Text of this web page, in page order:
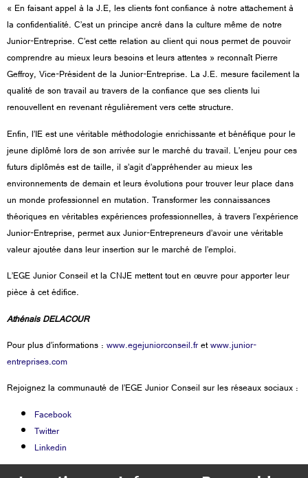
« En faisant appel à la J.E, les clients font confiance à notre attachement à
la confidentialité. C’est un principe ancré dans la culture même de notre
Junior-Entreprise. C’est cette relation au client qui nous permet de pouvoir
comprendre au mieux leurs besoins et leurs attentes » reconnaît Pierre
Geffroy, Vice-Président de la Junior-Entreprise. La J.E. mesure facilement la
qualité de son travail au travers de la confiance que ses clients lui
renouvellent en revenant régulièrement vers cette structure.
Enfin, l’IE est une véritable méthodologie enrichissante et bénéfique pour le
jeune diplômé lors de son arrivée sur le marché du travail. L’enjeu pour ces
futurs diplômés est de taille, il s’agit d’appréhender au mieux les
environnements de demain et leurs évolutions pour trouver leur place dans
un monde professionnel en mutation. Transformer les connaissances
théoriques en véritables expériences professionnelles, à travers l’expérience
Junior-Entreprise, permet aux Junior-Entrepreneurs d’avoir une véritable
valeur ajoutée dans leur insertion sur le marché de l’emploi.
L’EGE Junior Conseil et la CNJE mettent tout en œuvre pour apporter leur
pièce à cet édifice.
Athénais DELACOUR
Pour plus d’informations :www.egejuniorconseil.fretwww.junior-
entreprises.com
Rejoignez la communauté de l’EGE Junior Conseil sur les réseaux sociaux :
Facebook
Twitter
Linkedin